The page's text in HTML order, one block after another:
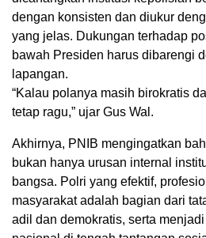
dengan konsisten dan diukur
yang jelas. Dukungan terhadap
bawah Presiden harus dibarengi
lapangan.
“Kalau polanya masih birokratis
tetap ragu,” ujar Gus Wal.
Akhirnya, PNIB mengingatkan
bukan hanya urusan internal
bangsa. Polri yang efektif,
masyarakat adalah bagian dari
adil dan demokratis, serta